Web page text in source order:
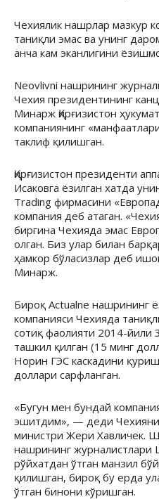
Чехиялик нашрлар мазкур
таниқли эмас ва унинг
анча кам эканлигини
Neovlivni нашрининг
Чехия президентининг
Минарж Қирғизистон
компаниянинг
таклиф қилишган.
Қирғизистон президенти
Исаковга ёзилган хатда
Trading фирмасини
компания деб атаган.
биргина Чехияда эмас
олган. Биз улар билан
ҳамкор бўласизлар деб
Минарж.
Бироқ Actualne нашрининг
компанияси Чехияда
сотиқ фаолияти 2014-йили
ташкил қилган (15 минг
Норин ГЭС каскадини
доллари сарфланган.
«Бугун мен бундай
эшитдим», — деди
министри Жери Хавличек.
нашрининг журналистлари
рўйхатдан ўтган манзил
қилишган, бироқ бу ерда
ўтган бинони кўришган.